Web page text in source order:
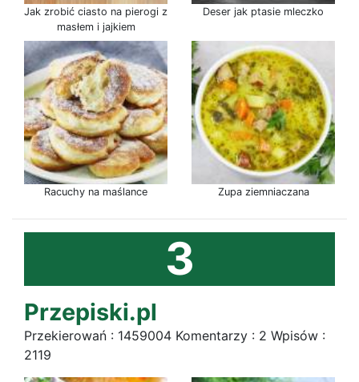
Jak zrobić ciasto na pierogi z
masłem i jajkiem
Deser jak ptasie mleczko
Racuchy na maślance Zupa ziemniaczana
3
Przepiski.pl
Przekierowań : 1459004 Komentarzy : 2 Wpisów :
2119